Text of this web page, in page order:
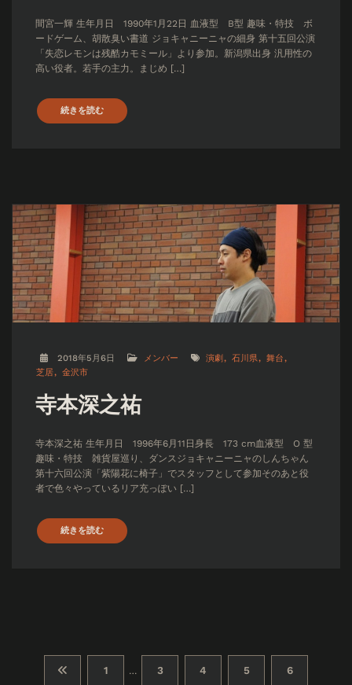
間宮一輝 生年月日 1990年1月22日 血液型 B型 趣味・特技 ボ
ードゲーム、胡散臭い書道 ジョキャニーニャの細身 第十五回公演
「失恋レモンは残酷カモミール」より参加。新潟県出身 汎用性の
高い役者。若手の主力。まじめ […]
続きを読む
2018年5月6日 メンバー 演劇 石川県
舞台
芝居
金沢市
寺本深之祐
寺本深之祐 生年月日 1996年6月11日身長 173 cm血液型 O 型
趣味・特技 雑貨屋巡り、ダンスジョキャニーニャのしんちゃん
第十六回公演「紫陽花に椅子」でスタッフとして参加そのあと役
者で色々やっているリア充っぽい […]
続きを読む
1 … 3 4 5 6